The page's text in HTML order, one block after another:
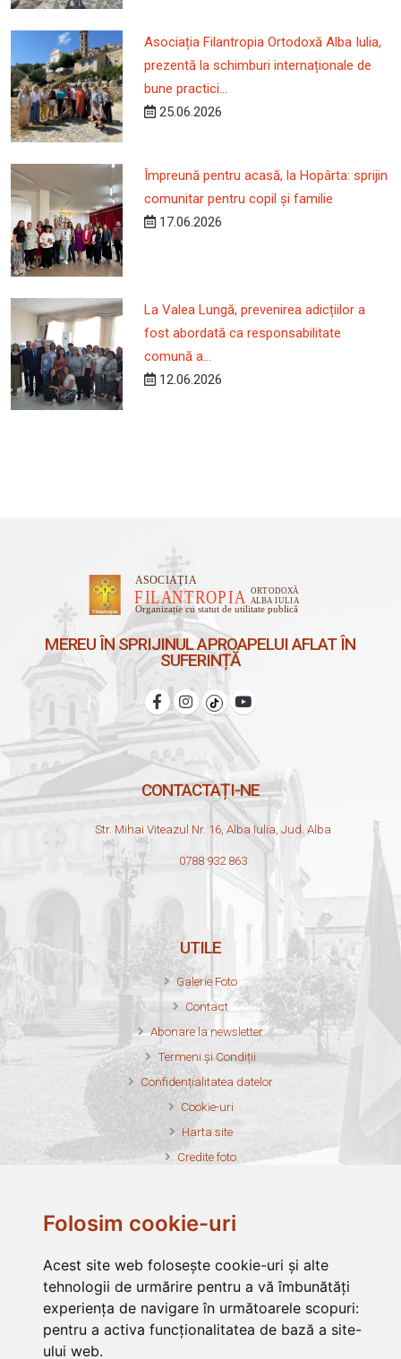
Folosim cookie-uri
Acest site web folosește cookie-uri și alte
tehnologii de urmărire pentru a vă îmbunătăți
experiența de navigare în următoarele scopuri:
pentru a activa funcționalitatea de bază a site-
ului web.
Asociația Filantropia Ortodoxă Alba Iulia,
prezentă la schimburi internaționale de
bune practici...
25.06.2026
Împreună pentru acasă, la Hopârta: sprijin
comunitar pentru copil și familie
17.06.2026
La Valea Lungă, prevenirea adicțiilor a
fost abordată ca responsabilitate
comună a...
12.06.2026
MEREU ÎN SPRIJINUL APROAPELUI AFLAT ÎN
SUFERINȚĂ
CONTACTAȚI-NE
Str. Mihai Viteazul Nr. 16, Alba Iulia, Jud. Alba
0788 932 863
UTILE
Galerie Foto
Contact
Abonare la newsletter
Termeni și Condiții
Confidențialitatea datelor
Cookie-uri
Harta site
Credite foto
Asociația Filantropia Ortodoxă Alba Iulia este membru fondator al
Federației Filantropia
Asociația Filantropia Ortodoxă Alba Iulia este membru înFONPC
Asociația Filantropia Ortodoxă Alba Iulia funcționează cu
binecuvântarea